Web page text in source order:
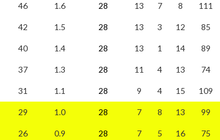
46 1.6 28 13 7 8 111
42 1.5 28 13 3 12 85
40 1.4 28 13 1 14 89
37 1.3 28 11 4 13 74
31 1.1 28 9 4 15 109
29 1.0 28 7 8 13 99
26 0.9 28 7 5 16 75